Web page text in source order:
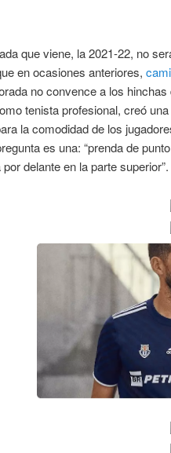
que viene, la 2021-22, no
en ocasiones anteriores,
no convence a los
tenista profesional, creó
la comodidad de los
es una: “prenda de
delante en la parte superior”.